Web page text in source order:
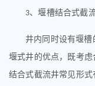
3、堰槽结合式截
井内同时设有堰槽
堰式井的优点，既考
结合式截流井常见形